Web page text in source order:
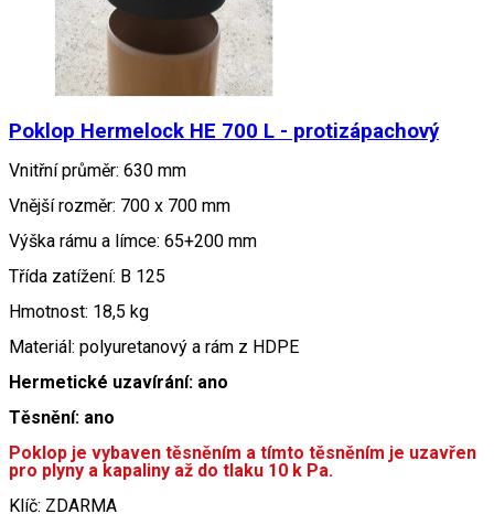
Poklop Hermelock HE 700 L - protizápachový
Vnitřní průměr: 630 mm
Vnější rozměr: 700 x 700 mm
Výška rámu a límce: 65+200 mm
Třída zatížení: B 125
Hmotnost: 18,5 kg
Materiál: polyuretanový a rám z HDPE
Hermetické uzavírání: ano
Těsnění: ano
Poklop je vybaven těsněním a tímto těsněním je uzavřen
pro plyny a kapaliny až do tlaku 10 k Pa.
Klíč: ZDARMA